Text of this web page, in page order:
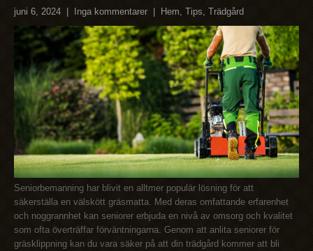
juni 6, 2024 Inga kommentarer Hem, Tips, Trädgård
Seniorbemanning har blivit en alltmer populär lösning för att
säkerställa en välskött gräsmatta. Med deras omfattande erfarenhet
och noggrannhet kan seniorer erbjuda en nivå av omsorg och kvalitet
som ofta överträffar förväntningarna. Genom att anlita seniorer för
gräsklippning kan du vara säker på att din trädgård kommer att bli